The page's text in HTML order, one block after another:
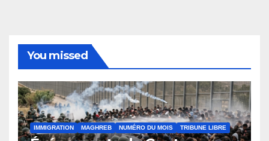
You missed
IMMIGRATION MAGHREB NUMÉRO DU MOIS TRIBUNE LIBRE